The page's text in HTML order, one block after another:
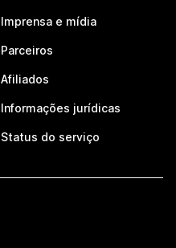
Imprensa e mídia
Parceiros
Afiliados
Informações jurídicas
Status do serviço